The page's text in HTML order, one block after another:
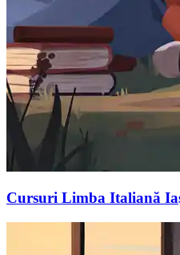
Cursuri Limba Italiană